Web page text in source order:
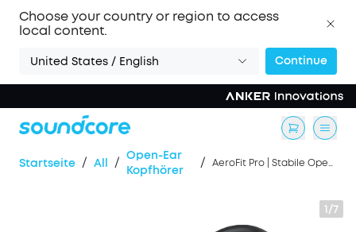
Choose your country or region to access
local content.
United States / English Continue
Startseite / All / Ореn-Ear
Kopfhörer
/ AeroFit Pro | Stabile Open-Ear Sport-Earbuds
1/7